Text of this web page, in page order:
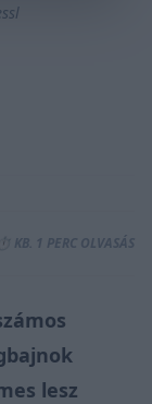
⏱️ KB. 1 PERC OLVASÁS
lesz